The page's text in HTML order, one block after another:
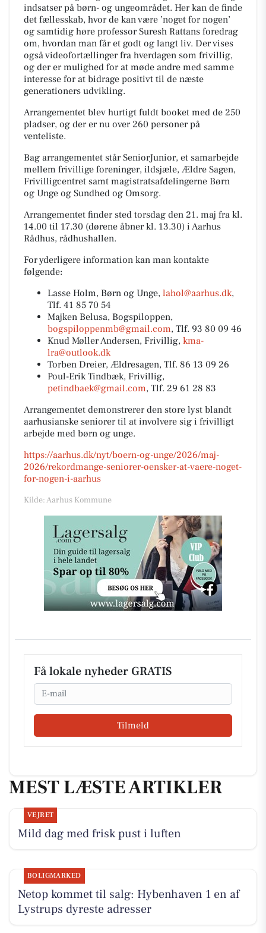
indsatser på børn- og ungeområdet. Her kan de finde
det fællesskab, hvor de kan være ’noget for nogen’
og samtidig høre professor Suresh Rattans foredrag
om, hvordan man får et godt og langt liv. Der vises
også videofortællinger fra hverdagen som frivillig,
og der er mulighed for at møde andre med samme
interesse for at bidrage positivt til de næste
generationers udvikling.
Arrangementet blev hurtigt fuldt booket med de 250
pladser, og der er nu over 260 personer på
venteliste.
Bag arrangementet står SeniorJunior, et samarbejde
mellem frivillige foreninger, ildsjæle, Ældre Sagen,
Frivilligcentret samt magistratsafdelingerne Børn
og Unge og Sundhed og Omsorg.
Arrangementet finder sted torsdag den 21. maj fra kl.
14.00 til 17.30 (dørene åbner kl. 13.30) i Aarhus
Rådhus, rådhushallen.
For yderligere information kan man kontakte
følgende:
Lasse Holm, Børn og Unge, lahol@aarhus.dk,
Tlf. 41 85 70 54
Majken Belusa, Bogspiloppen,
bogspiloppenmb@gmail.com, Tlf. 93 80 09 46
Knud Møller Andersen, Frivillig, kma-
lra@outlook.dk
Torben Dreier, Ældresagen, Tlf. 86 13 09 26
Poul-Erik Tindbæk, Frivillig,
petindbaek@gmail.com, Tlf. 29 61 28 83
Arrangementet demonstrerer den store lyst blandt
aarhusianske seniorer til at involvere sig i frivilligt
arbejde med børn og unge.
https://aarhus.dk/nyt/boern-og-unge/2026/maj-
2026/rekordmange-seniorer-oensker-at-vaere-noget-
for-nogen-i-aarhus
Kilde: Aarhus Kommune
Få lokale nyheder GRATIS
Email
Tilmeld
MEST LÆSTE ARTIKLER
VEJRET
Mild dag med frisk pust i luften
BOLIGMARKED
Netop kommet til salg: Hybenhaven 1 en af
Lystrups dyreste adresser